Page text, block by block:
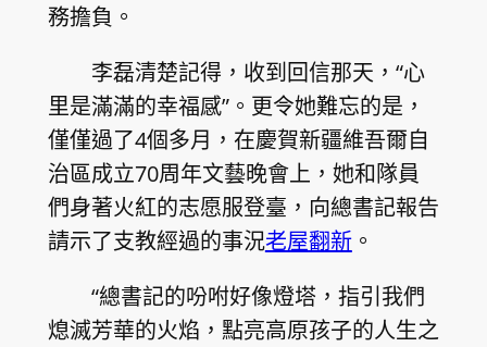
務擔負。
李磊清楚記得，收到回信那天，“心
里是滿滿的幸福感”。更令她難忘的是，
僅僅過了4個多月，在慶賀新疆維吾爾自
治區成立70周年文藝晚會上，她和隊員
們身著火紅的志愿服登臺，向總書記報告
請示了支教經過的事況老屋翻新。
“總書記的吩咐好像燈塔，指引我們
熄滅芳華的火焰，點亮高原孩子的人生之